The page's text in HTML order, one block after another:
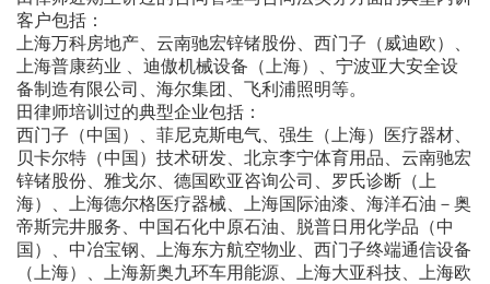
客户包括：
上海万科房地产、云南驰宏锌锗股份、西门子（威迪欧）、
上海普康药业 、迪傲机械设备（上海）、宁波亚大安全设
备制造有限公司、海尔集团、飞利浦照明等。
田律师培训过的典型企业包括：
西门子（中国）、菲尼克斯电气、强生（上海）医疗器材、
贝卡尔特（中国）技术研发、北京李宁体育用品、云南驰宏
锌锗股份、雅戈尔、德国欧亚咨询公司、罗氏诊断（上
海）、上海德尔格医疗器械、上海国际油漆、海洋石油－奥
帝斯完井服务、中国石化中原石油、脱普日用化学品（中
国）、中冶宝钢、上海东方航空物业、西门子终端通信设备
（上海）、上海新奥九环车用能源、上海大亚科技、上海欧